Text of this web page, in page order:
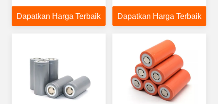
RV
Dapatkan Harga Terbaik
Cycle Flame Retardant
Dapatkan Harga Terbaik